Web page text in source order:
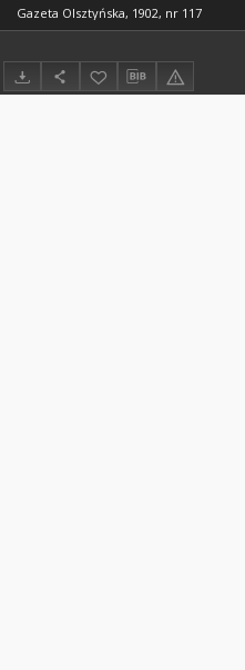
Gazeta Olsztyńska, 1902, nr 117